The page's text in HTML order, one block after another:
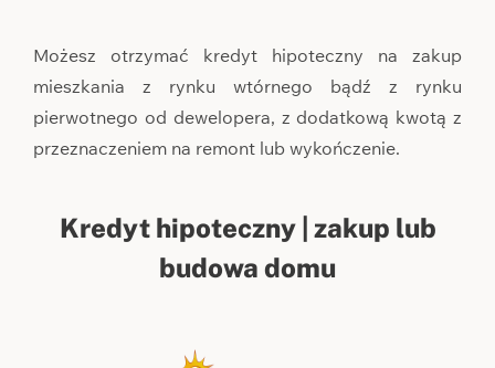
Możesz otrzymać kredyt hipoteczny na zakup
mieszkania z rynku wtórnego bądź z rynku
pierwotnego od dewelopera, z dodatkową kwotą z
przeznaczeniem na remont lub wykończenie.
Kredyt hipoteczny | zakup lub
budowa domu